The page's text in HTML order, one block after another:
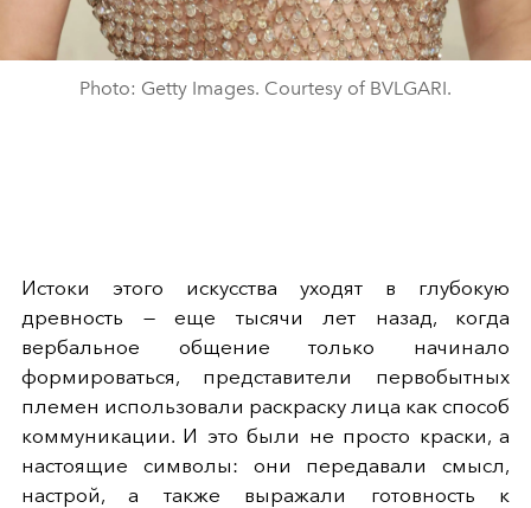
Photo: Getty Images. Courtesy of BVLGARI.
Истоки этого искусства уходят в глубокую
древность — еще тысячи лет назад, когда
вербальное общение только начинало
формироваться, представители первобытных
племен использовали раскраску лица как способ
коммуникации. И это были не просто краски, а
настоящие символы: они передавали смысл,
настрой, а также выражали готовность к